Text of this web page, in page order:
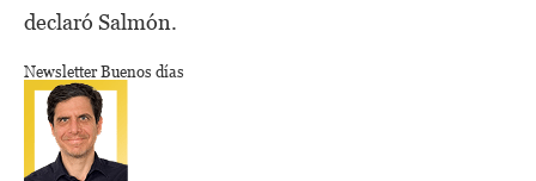
declaró Salmón.
Newsletter Buenos días